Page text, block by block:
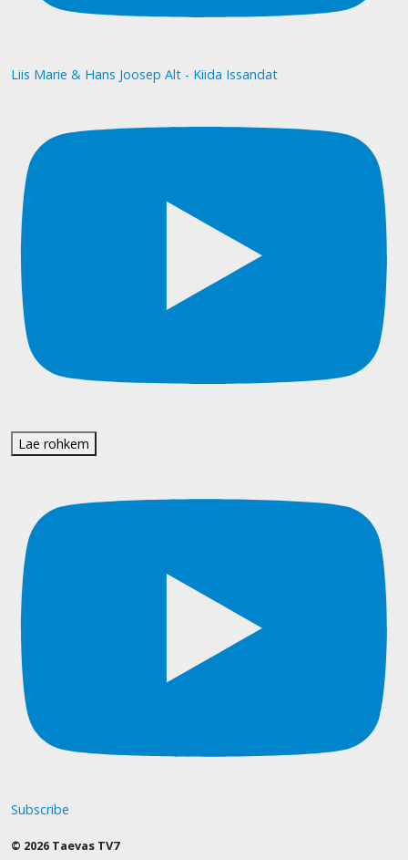
Liis Marie & Hans Joosep Alt - Kiida Issandat
Lae rohkem
Subscribe
© 2026 Taevas TV7